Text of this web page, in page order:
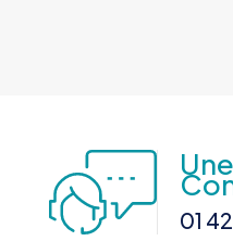
01